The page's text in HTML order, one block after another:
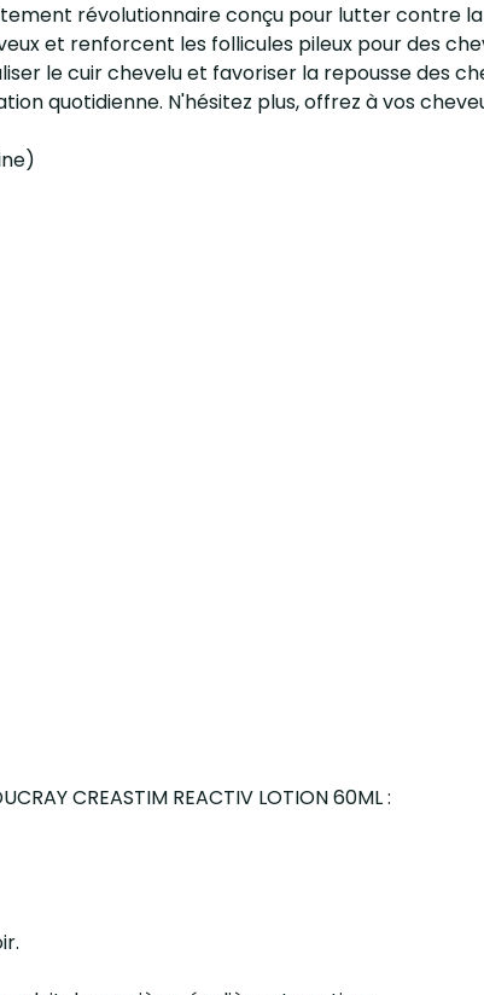
révolutionnaire conçu pour lutter contre
et renforcent les follicules pileux pour des
le cuir chevelu et favoriser la repousse des
quotidienne. N'hésitez plus, offrez à vos
CREASTIM REACTIV LOTION 60ML :